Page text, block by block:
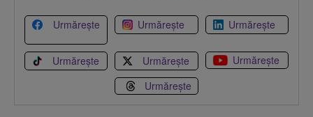
Urmărește Urmărește Urmărește
Urmărește Urmărește
Urmărește
Urmărește